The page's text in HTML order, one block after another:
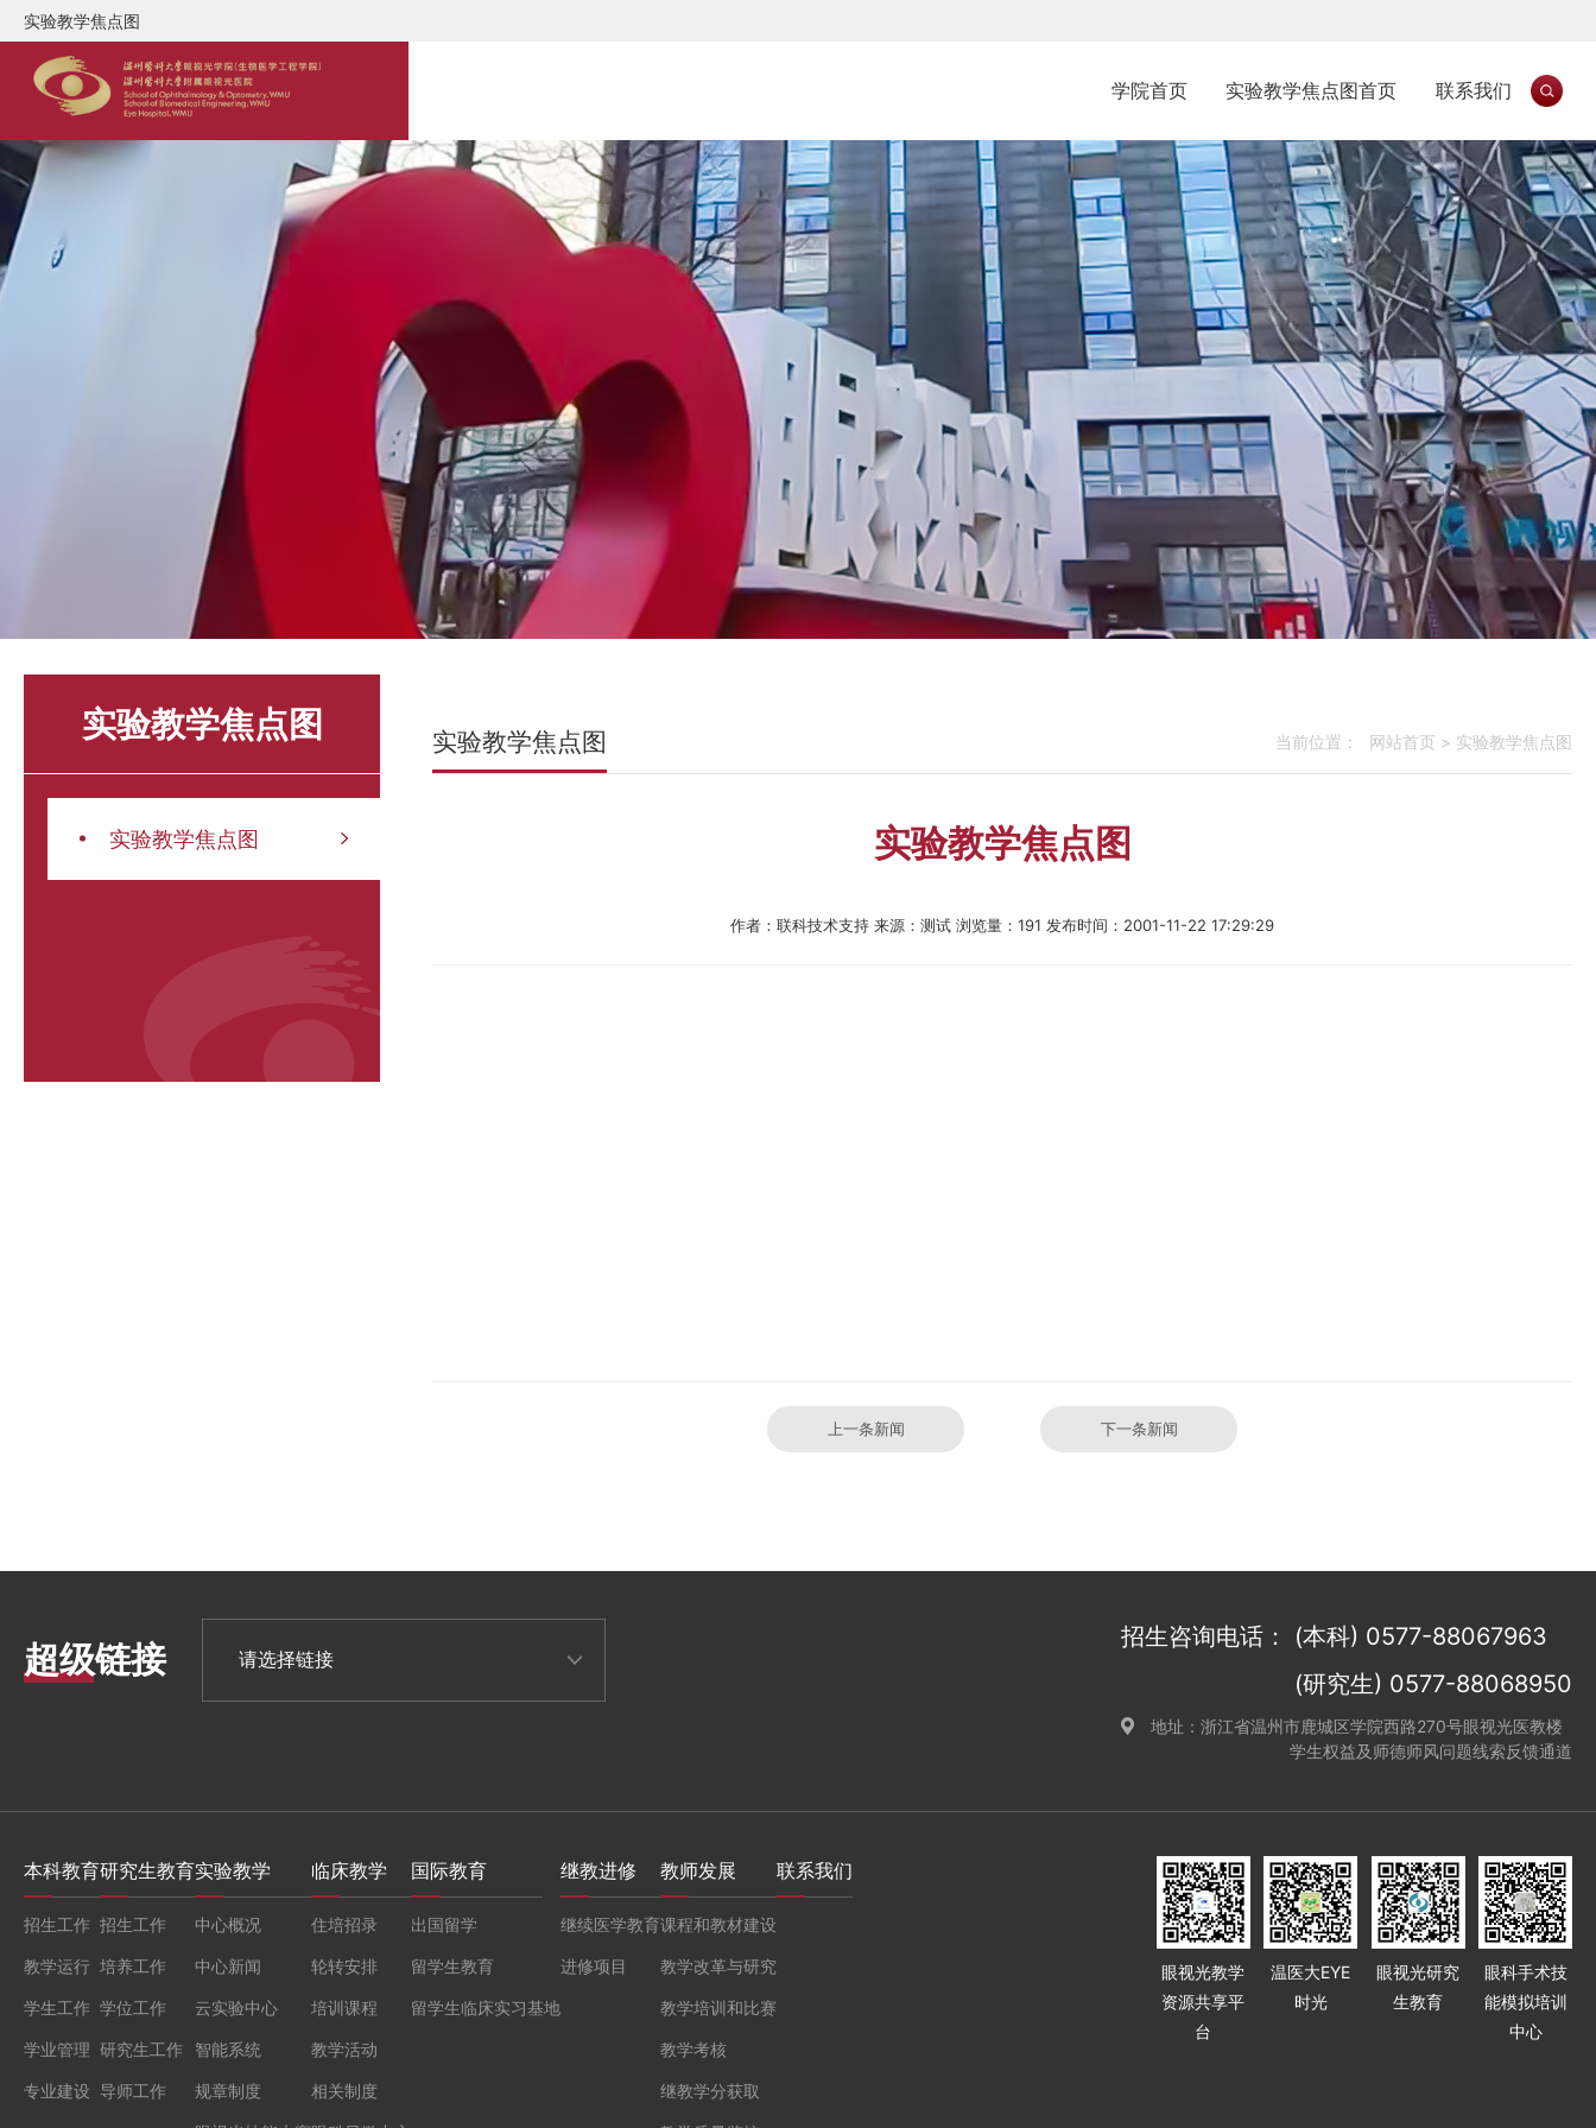
实验教学焦点图
学院首页 实验教学焦点图首页 联系我们
实验教学焦点图
实验教学焦点图
实验教学焦点图 当前位置： 网站首页 > 实验教学焦点图
实验教学焦点图
作者：联科技术支持 来源：测试 浏览量： 191 发布时间：2001-11-22 17:29:29
上一条新闻 下一条新闻
超级链接
招生咨询电话： (本科) 0577-88067963
(研究生) 0577-88068950
地址：浙江省温州市鹿城区学院西路270号眼视光医教楼
学生权益及师德师风问题线索反馈通道
本科教育
招生工作
教学运行
学生工作
学业管理
专业建设
研究生教育
招生工作
培养工作
学位工作
研究生工作
导师工作
实验教学
中心概况
中心新闻
云实验中心
智能系统
规章制度
临床教学
住培招录
轮转安排
培训课程
教学活动
相关制度
国际教育
出国留学
留学生教育
留学生临床实习基地
继教进修
继续医学教育
进修项目
教师发展
课程和教材建设
教学改革与研究
教学培训和比赛
教学考核
继教学分获取
联系我们
眼视光教学
资源共享平
台
温医大EYE
时光
眼视光研究
生教育
眼科手术技
能模拟培训
中心